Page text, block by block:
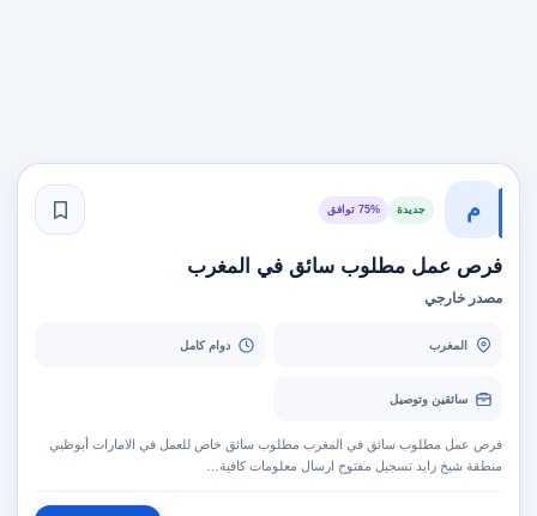
م جديدة 75% توافق
فرص عمل مطلوب سائق في المغرب
مصدر خارجي
المغرب دوام كامل
سائقين وتوصيل
فرص عمل مطلوب سائق في المغرب مطلوب سائق خاص للعمل في الامارات أبوظبي
منطقة شيخ زايد تسجيل مفتوح ارسال معلومات كافية…